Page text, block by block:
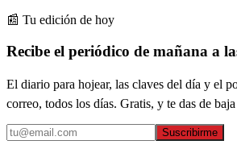
📰 Tu edición de hoy
Recibe el periódico de mañana a
El diario para hojear, las claves del día y el
correo, todos los días. Gratis, y te das de
Suscribirme